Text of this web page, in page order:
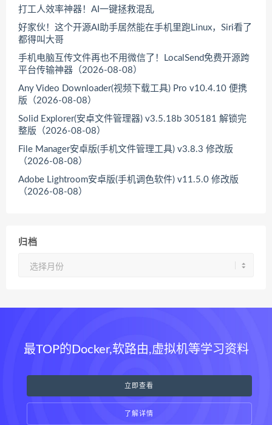
打工人效率神器！AI一键拯救混乱
好家伙！这个开源AI助手居然能在手机里跑Linux，Siri看了
都得叫大哥
手机电脑互传文件再也不用微信了！LocalSend免费开源跨
平台传输神器（2026-08-08）
Any Video Downloader(视频下载工具) Pro v10.4.10 便携
版（2026-08-08）
Solid Explorer(安卓文件管理器) v3.5.18b 305181 解锁完
整版（2026-08-08）
File Manager安卓版(手机文件管理工具) v3.8.3 修改版
（2026-08-08）
Adobe Lightroom安卓版(手机调色软件) v11.5.0 修改版
（2026-08-08）
归档
最TOP的Docker,软路由,虚拟机等学习资料
立即查看
了解详情